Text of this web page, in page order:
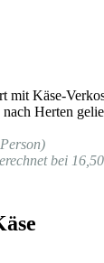
Käse-
Herten
bei